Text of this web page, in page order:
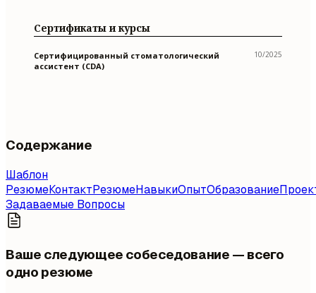
Сертификаты и курсы
Сертифицированный стоматологический
ассистент (CDA)
10/2025
Содержание
Шаблон
РезюмеКонтактРезюмеНавыкиОпытОбразование
Задаваемые Вопросы
Ваше следующее собеседование — всего
одно резюме